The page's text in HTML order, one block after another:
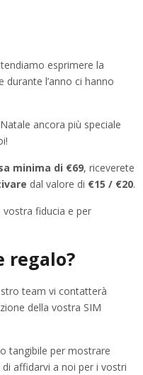
esprimere la
durante l’anno ci hanno
ancora più speciale
minima di €69, riceverete
dal valore di €15 / €20.
fiducia e per
regalo?
team vi contatterà
della vostra SIM
tangibile per mostrare
affidarvi a noi per i vostri